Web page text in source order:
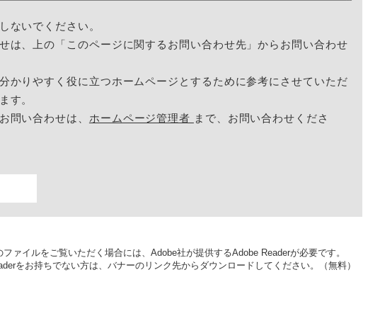
ないでください。
は、上の「このページに関するお問い合わせ先」からお問い合わせ
かりやすく役に立つホームページとするために参考にさせていただ
す。
問い合わせは、 ホームページ管理者 まで、お問い合わせくださ
ファイルをご覧いただく場合には、Adobe社が提供するAdobe Readerが必要です。
をお持ちでない方は、バナーのリンク先からダウンロードしてください。（無料）